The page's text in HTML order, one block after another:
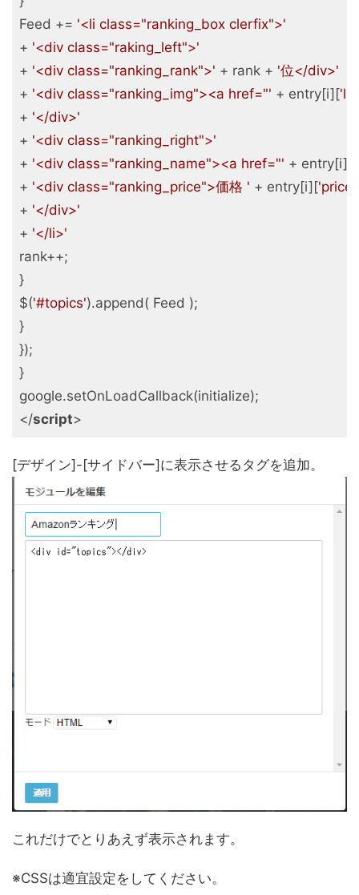
Feed += '<li class="ranking_box clerfix">'
+ '<div class="raking_left">'
+ '<div class="ranking_rank">' + rank + '位</div>'
+ '<div class="ranking_img"><a href="' + entry[i][
+ '</div>'
+ '<div class="ranking_right">'
+ '<div class="ranking_name"><a href="' + entry[i][
+ '<div class="ranking_price">価格 ' + entry[i]['price'
+ '</div>'
+ '</li>'
rank++;
}
$('#topics').append( Feed );
}
});
}
</script>
[デザイン]-[サイドバー]に表示させるタグを追加。
これだけでとりあえず表示されます。
※CSSは適宜設定をしてください。